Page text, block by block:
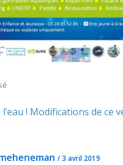
! Modifications de ce
/3 avril 2019